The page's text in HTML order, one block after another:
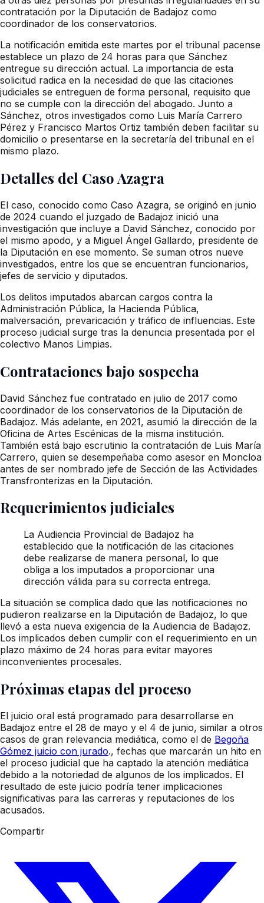
contratación por la Diputación de Badajoz como
coordinador de los conservatorios.
La notificación emitida este martes por el tribunal pacense
establece un plazo de 24 horas para que Sánchez
entregue su dirección actual. La importancia de esta
solicitud radica en la necesidad de que las citaciones
judiciales se entreguen de forma personal, requisito que
no se cumple con la dirección del abogado. Junto a
Sánchez, otros investigados como Luis María Carrero
Pérez y Francisco Martos Ortiz también deben facilitar su
domicilio o presentarse en la secretaría del tribunal en el
mismo plazo.
Detalles del Caso Azagra
El caso, conocido como Caso Azagra, se originó en junio
de 2024 cuando el juzgado de Badajoz inició una
investigación que incluye a David Sánchez, conocido por
el mismo apodo, y a Miguel Ángel Gallardo, presidente de
la Diputación en ese momento. Se suman otros nueve
investigados, entre los que se encuentran funcionarios,
jefes de servicio y diputados.
Los delitos imputados abarcan cargos contra la
Administración Pública, la Hacienda Pública,
malversación, prevaricación y tráfico de influencias. Este
proceso judicial surge tras la denuncia presentada por el
colectivo Manos Limpias.
Contrataciones bajo sospecha
David Sánchez fue contratado en julio de 2017 como
coordinador de los conservatorios de la Diputación de
Badajoz. Más adelante, en 2021, asumió la dirección de la
Oficina de Artes Escénicas de la misma institución.
También está bajo escrutinio la contratación de Luis María
Carrero, quien se desempeñaba como asesor en Moncloa
antes de ser nombrado jefe de Sección de las Actividades
Transfronterizas en la Diputación.
Requerimientos judiciales
La Audiencia Provincial de Badajoz ha
establecido que la notificación de las citaciones
debe realizarse de manera personal, lo que
obliga a los imputados a proporcionar una
dirección válida para su correcta entrega.
La situación se complica dado que las notificaciones no
pudieron realizarse en la Diputación de Badajoz, lo que
llevó a esta nueva exigencia de la Audiencia de Badajoz.
Los implicados deben cumplir con el requerimiento en un
plazo máximo de 24 horas para evitar mayores
inconvenientes procesales.
Próximas etapas del proceso
El juicio oral está programado para desarrollarse en
Badajoz entre el 28 de mayo y el 4 de junio, similar a otros
casos de gran relevancia mediática, como el de Begoña
Gómez juicio con jurado., fechas que marcarán un hito en
el proceso judicial que ha captado la atención mediática
debido a la notoriedad de algunos de los implicados. El
resultado de este juicio podría tener implicaciones
significativas para las carreras y reputaciones de los
acusados.
Compartir